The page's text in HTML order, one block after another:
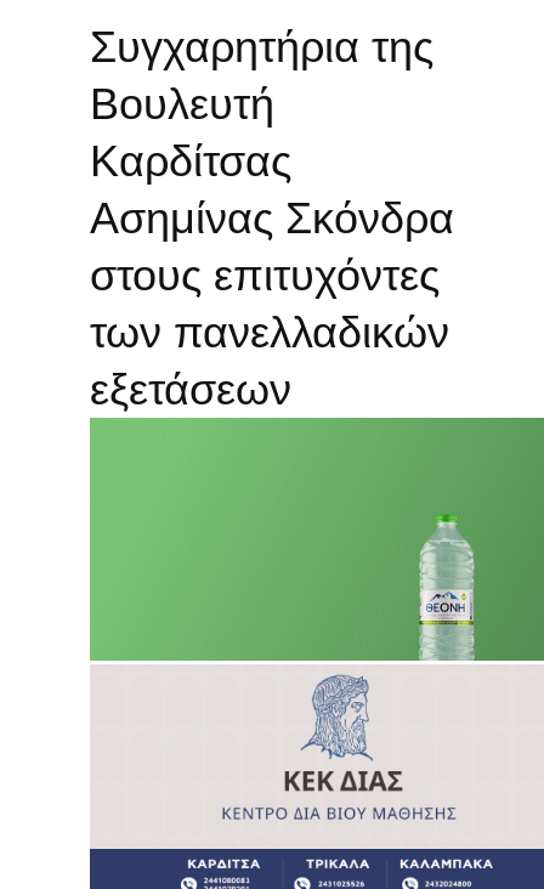
Συγχαρητήρια της
Βουλευτή
Καρδίτσας
Ασημίνας Σκόνδρα
στους επιτυχόντες
των πανελλαδικών
εξετάσεων